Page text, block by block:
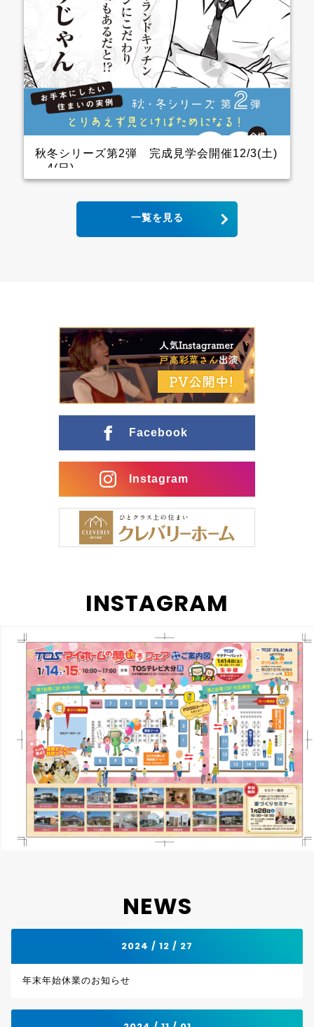
ンスシャルプランナーによる資金計画のご相談も実
施。 お手本どころ！！ 玄関 玄関を上がってすぐのと
ころに手洗器を設置しているので、とても衛生的。 1.5
帖あるSCLは三輪車やベビーカーなどおける広さなの
でファミリー層に嬉しいです。 キッチン キッチン背
面のカップボードの横に造作カウンターを設けている
ので、キッチン用の家電を横一列にきれいに並べられ
ます。 パントリーも十分に幅をとっていて大容量の収
納が可能！ リビングから死角になるところに上手に配
置しています。 &ensp […]
秋冬シリーズ第2弾 完成見学会開催12/3(土)
～4(日)
2世帯住宅の完成見学会 クレバリーホーム完成見学
会！ 12月3日(土)4日(日) ■会場：大分県大分市宮河内
ご予約いただいた方には、現地地図をメールまたは郵
一列分多い仕様になっています ダイニング スタイリ
ッシュなキッチンから見えるダイニングにはＷ2600の
壁面収納があり 洗練された3枚引き違いの内装建具が
空間をひきしめてくれます インナーガレージ 家族の
趣味のバイクは専用のインナーガレージを設け、リビ
ングとの行き来がスムーズな間取りに インナーガレー
ジ […]
一覧を見る
Facebook
Instagram
INSTAGRAM
NEWS
2024 / 12 / 27
年末年始休業のお知らせ